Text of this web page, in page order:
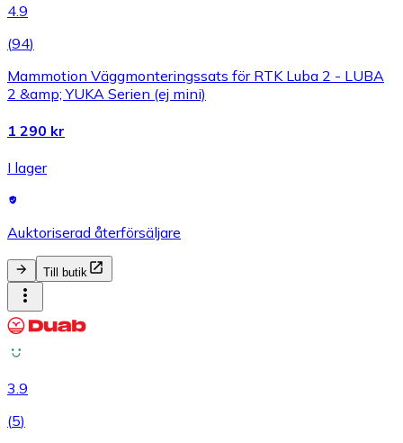
4.9
(94)
Mammotion Väggmonteringssats för RTK Luba 2 - LUBA
2 &amp; YUKA Serien (ej mini)
1 290 kr
I lager
Auktoriserad återförsäljare
Till butik
3.9
(5)